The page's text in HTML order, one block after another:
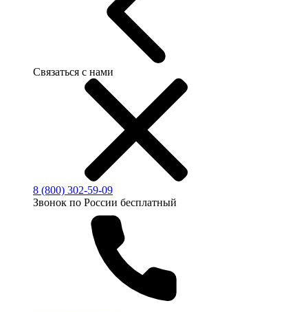
Связаться с нами
8 (800) 302-59-09
Звонок по России бесплатный